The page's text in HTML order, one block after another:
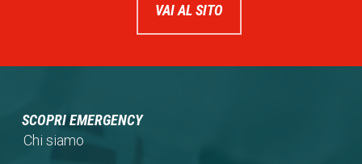
VAI AL SITO
SCOPRI EMERGENCY
Chi siamo